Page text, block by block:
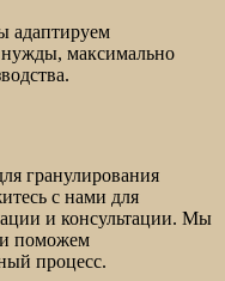
максимально
гранулирования
с нами для
и консультации. Мы
поможем
процесс.